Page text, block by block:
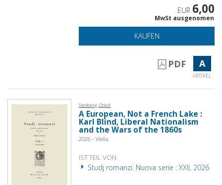
EUR 6,00
MwSt ausgenomen
KAUFEN
PDF A
ARTIKEL
Steinberg, Oded
A European, Not a French Lake :
Karl Blind, Liberal Nationalism
and the Wars of the 1860s
2026 - Viella
IST TEIL VON
Studj romanzi. Nuova serie : XXII, 2026